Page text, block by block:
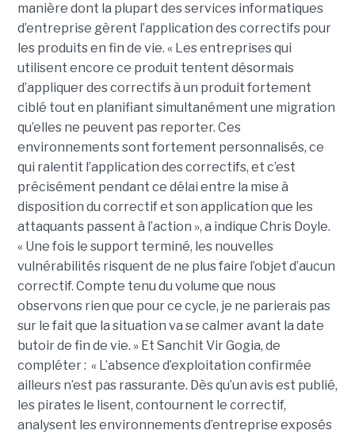
manière dont la plupart des services informatiques
d’entreprise gèrent l’application des correctifs pour
les produits en fin de vie. « Les entreprises qui
utilisent encore ce produit tentent désormais
d’appliquer des correctifs à un produit fortement
ciblé tout en planifiant simultanément une migration
qu’elles ne peuvent pas reporter. Ces
environnements sont fortement personnalisés, ce
qui ralentit l’application des correctifs, et c’est
précisément pendant ce délai entre la mise à
disposition du correctif et son application que les
attaquants passent à l’action », a indique Chris Doyle.
« Une fois le support terminé, les nouvelles
vulnérabilités risquent de ne plus faire l’objet d’aucun
correctif. Compte tenu du volume que nous
observons rien que pour ce cycle, je ne parierais pas
sur le fait que la situation va se calmer avant la date
butoir de fin de vie. » Et Sanchit Vir Gogia, de
compléter : « L’absence d’exploitation confirmée
ailleurs n’est pas rassurante. Dès qu’un avis est publié,
les pirates le lisent, contournent le correctif,
analysent les environnements d’entreprise exposés